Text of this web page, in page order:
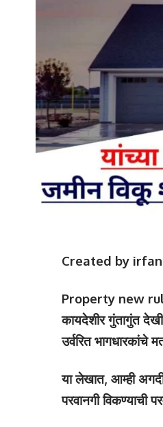
Created by irfan
Property new
कायदेशीर गुंतागुंत
उर्वरित भागधारकांचे
या लेखात, आम्ही
परवानगी